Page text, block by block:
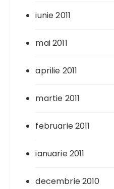
iunie 2011
mai 2011
aprilie 2011
martie 2011
februarie 2011
ianuarie 2011
decembrie 2010